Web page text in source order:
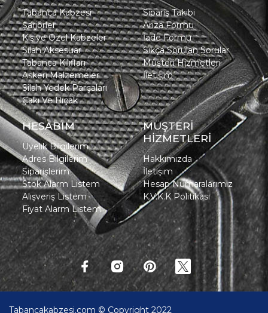
Tabanca Kabzesi
Şarjörler
Kişiye Özel Kabzeler
Silah Aksesuar
Tabanca Kılıfları
Askeri Malzemeler
Silah Yedek Parçaları
Çakı Ve Bıçak
Sipariş Takibi
Arıza Formu
İade Formu
Sıkça Sorulan Sorular
Müşteri Hizmetleri
İletişim
HESABIM
Üyelik Bilgilerim
Adres Bilgilerim
Siparişlerim
Stok Alarm Listem
Alışveriş Listem
Fiyat Alarm Listem
MÜŞTERİ
HİZMETLERİ
Hakkımızda
İletişim
Hesap Numaralarımız
K.V.K.K Politikası
Tabancakabzesi.com © Copyright 2022